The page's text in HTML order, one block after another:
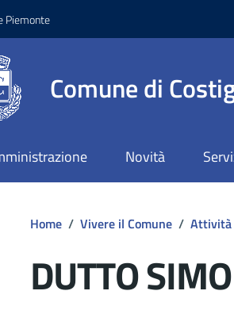
Piemonte
Comune di
Novità
Home / Vivere il Comune / Attività
DUTTO